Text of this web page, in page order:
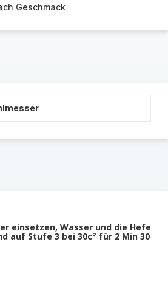
Geschmack
einsetzen, Wasser und die Hefe
auf Stufe 3 bei 30c° für 2 Min 30